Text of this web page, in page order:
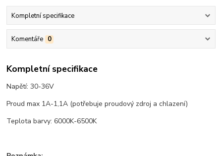
Kompletní specifikace
Komentáře 0
Kompletní specifikace
Napětí: 30-36V
Proud max 1A-1,1A (potřebuje proudový zdroj a chlazení)
Teplota barvy: 6000K-6500K